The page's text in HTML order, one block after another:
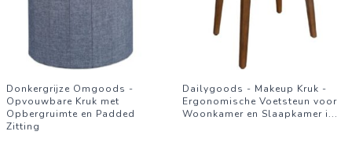
Donkergrijze Omgoods -
Opvouwbare Kruk met
Opbergruimte en Padded
Zitting
Dailygoods - Makeup Kruk -
Ergonomische Voetsteun voor
Woonkamer en Slaapkamer i...